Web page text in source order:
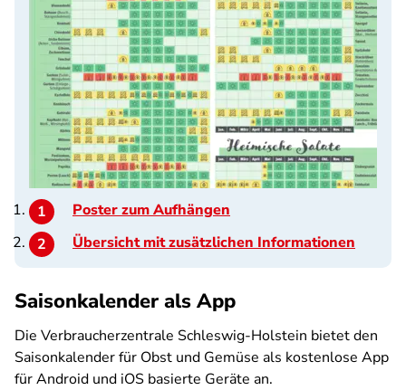
Poster zum Aufhängen
Übersicht mit zusätzlichen Informationen
Saisonkalender als App
Die Verbraucherzentrale Schleswig-Holstein bietet den
Saisonkalender für Obst und Gemüse als kostenlose App
für Android und iOS basierte Geräte an.